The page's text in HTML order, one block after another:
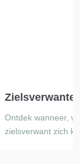
Ontdek wanneer,
zielsverwant zich